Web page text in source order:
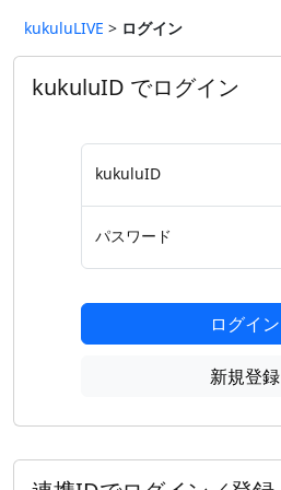
kukuluLIVE > ログイン
kukuluID でログイン
kukuluID
パスワード
ログイン
新規登録